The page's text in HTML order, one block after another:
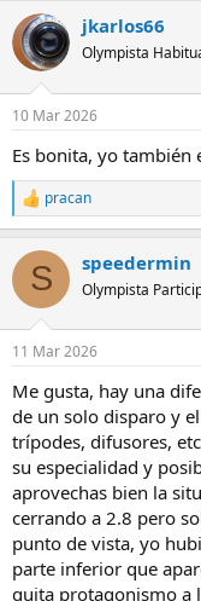
c
c
i
e
:
jkarlos66
Olympista
10 Mar 2026
Es bonita, yo también
R
e
c
i
e
:
pracan
S speedermin
Olympista
11 Mar 2026
Me gusta, hay una
de un solo disparo y
trípodes, difusores,
su especialidad y
aprovechas bien la
cerrando a 2.8 pero
punto de vista, yo
parte inferior que
quita protagonismo a